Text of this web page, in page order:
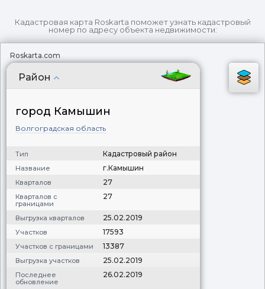
Кадастровая карта Roskarta поможет узнать кадастровый
номер по адресу объекта недвижимости:
Roskarta.com
Район
город Камышин
Волгоградская область
Тип Кадастровый район
Название г.Камышин
Кварталов 27
Кварталов с
границами
27
Выгрузка кварталов 25.02.2019
Участков 17593
Участков с границами 13387
Выгрузка участков 25.02.2019
Последнее
обновление
26.02.2019